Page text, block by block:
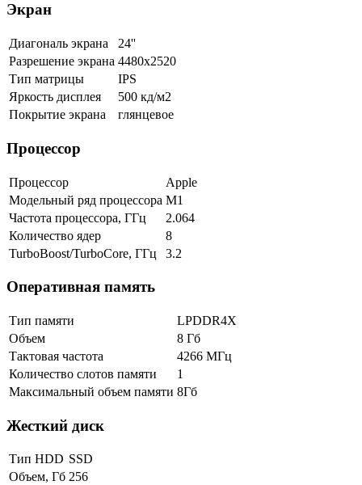
Экран
Диагональ экрана
24''
Разрешение экрана 4480х2520
Тип матрицы
IPS
Яркость дисплея
500 кд/м2
Покрытие экрана
глянцевое
Процессор
Процессор
Apple
Модельный ряд процессора M1
Частота процессора, ГГц
2.064
Количество ядер
8
TurboBoost/TurboCore, ГГц
3.2
Оперативная память
Тип памяти
LPDDR4X
Объем
8 Гб
Тактовая частота
4266 МГц
Количество слотов памяти
1
Максимальный объем памяти 8Гб
Жесткий диск
Тип HDD SSD
Объем, Гб 256